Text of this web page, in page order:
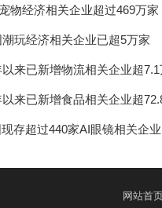
物经济相关企业超过469万家
玩经济相关企业已超5万家
来已新增物流相关企业超
来已新增食品相关企业超
存超过440家AI眼镜相关企业
网站首